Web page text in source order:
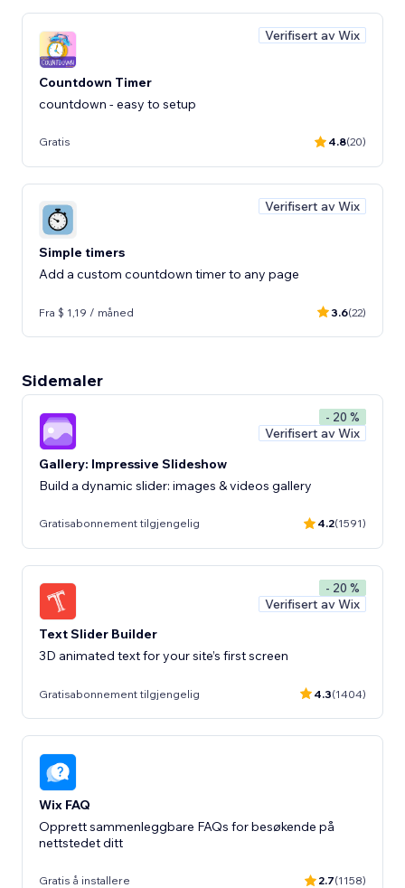
Verifisert av Wix
Countdown Timer
countdown - easy to setup
Gratis 4.8(20)
Verifisert av Wix
Simple timers
Add a custom countdown timer to any page
Fra $ 1,19 / måned 3.6(22)
Sidemaler
- 20 %
Verifisert av Wix
Gallery: Impressive Slideshow
Build a dynamic slider: images & videos gallery
Gratisabonnement tilgjengelig 4.2(1591)
- 20 %
Verifisert av Wix
Text Slider Builder
3D animated text for your site’s first screen
Gratisabonnement tilgjengelig 4.3(1404)
Wix FAQ
Opprett sammenleggbare FAQs for besøkende på
nettstedet ditt
Gratis å installere 2.7(1158)